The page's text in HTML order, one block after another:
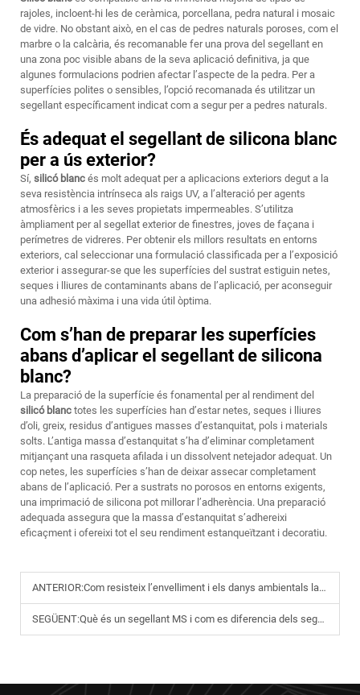
rajoles, incloent-hi les de ceràmica, porcellana, pedra natural i mosaic
de vidre. No obstant això, en el cas de pedres naturals poroses, com el
marbre o la calcària, és recomanable fer una prova del segellant en
una zona poc visible abans de la seva aplicació definitiva, ja que
algunes formulacions podrien afectar l’aspecte de la pedra. Per a
superfícies polites o sensibles, l’opció recomanada és utilitzar un
segellant específicament indicat com a segur per a pedres naturals.
És adequat el segellant de silicona blanc
per a ús exterior?
Sí, silicó blanc és molt adequat per a aplicacions exteriors degut a la
seva resistència intrínseca als raigs UV, a l’alteració per agents
atmosfèrics i a les seves propietats impermeables. S’utilitza
àmpliament per al segellat exterior de finestres, joves de façana i
perímetres de vidreres. Per obtenir els millors resultats en entorns
exteriors, cal seleccionar una formulació classificada per a l’exposició
exterior i assegurar-se que les superfícies del sustrat estiguin netes,
seques i lliures de contaminants abans de l’aplicació, per aconseguir
una adhesió màxima i una vida útil òptima.
Com s’han de preparar les superfícies
abans d’aplicar el segellant de silicona
blanc?
La preparació de la superfície és fonamental per al rendiment del
silicó blanc totes les superfícies han d’estar netes, seques i lliures
d’oli, greix, residus d’antigues masses d’estanquitat, pols i materials
solts. L’antiga massa d’estanquitat s’ha d’eliminar completament
mitjançant una rasqueta afilada i un dissolvent netejador adequat. Un
cop netes, les superfícies s’han de deixar assecar completament
abans de l’aplicació. Per a sustrats no porosos en entorns exigents,
una imprimació de silicona pot millorar l’adherència. Una preparació
adequada assegura que la massa d’estanquitat s’adhereixi
eficaçment i ofereixi tot el seu rendiment estanqueïtzant i decoratiu.
ANTERIOR:Com resisteix l’envelliment i els danys ambientals la massa d’estanquitat de silicona blanca?
SEGÜENT:Què és un segellant MS i com es diferencia dels segellants de poliuretà o de silicona?